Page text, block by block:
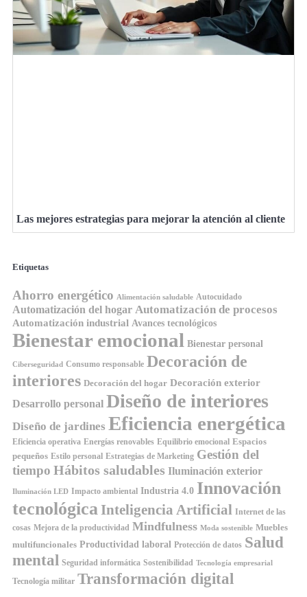
Las mejores estrategias para mejorar la atención al cliente
Etiquetas
Ahorro energético Alimentación saludable Autocuidado
Automatización del hogar Automatización de procesos
Automatización industrial Avances tecnológicos
Bienestar emocional Bienestar personal
Ciberseguridad Consumo responsable Decoración de
interiores Decoración del hogar Decoración exterior
Desarrollo personal Diseño de interiores
Diseño de jardines Eficiencia energética
Eficiencia operativa Energías renovables Equilibrio emocional Espacios
pequeños Estilo personal Estrategias de Marketing Gestión del
tiempo Hábitos saludables Iluminación exterior
Iluminación LED Impacto ambiental Industria 4.0 Innovación
tecnológica Inteligencia Artificial Internet de las
cosas Mejora de la productividad Mindfulness Moda sostenible Muebles
multifuncionales Productividad laboral Protección de datos Salud
mental Seguridad informática Sostenibilidad Tecnología empresarial
Tecnología militar Transformación digital